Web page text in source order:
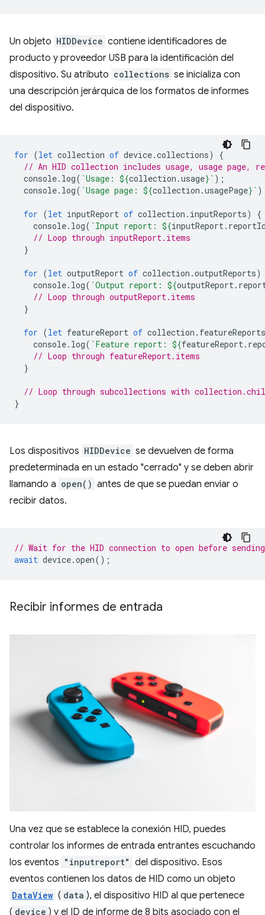
Un objeto HIDDevice contiene identificadores de
producto y proveedor USB para la identificación del
dispositivo. Su atributo collections se inicializa con
una descripción jerárquica de los formatos de informes
del dispositivo.
for (let collection of device.collections)
{
// An HID collection includes usage, usage page,
console. log( `Usage: ${collection .usage} ` );
console. log( `Usage page: ${collection .usagePage} `
for (let inputReport of collection . inputReports)
{
console. log( `Input report: ${inputReport.
// Loop through inputReport.items
}
for (let outputReport of collection .outputReports)
console. log( `Output report: ${outputReport.
// Loop through outputReport.items
}
for (let featureReport of collection . featureReports
console. log( `Feature report: ${featureReport.
// Loop through featureReport.items
}
// Loop through subcollections with
}
Los dispositivos HIDDevice se devuelven de forma
predeterminada en un estado "cerrado" y se deben abrir
llamando a open() antes de que se puedan enviar o
recibir datos.
// Wait for the HID connection to open before
await device.open();
Recibir informes de entrada
Una vez que se establece la conexión HID, puedes
controlar los informes de entrada entrantes escuchando
los eventos "inputreport" del dispositivo. Esos
eventos contienen los datos de HID como un objeto
DataView ( data ), el dispositivo HID al que pertenece
( device ) y el ID de informe de 8 bits asociado con el